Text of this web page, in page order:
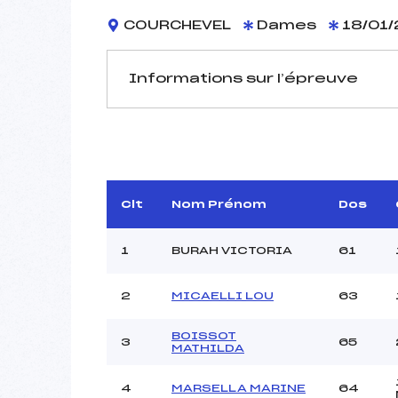
COURCHEVEL Dames 18/01/
Informations sur l’épreuve
Arbitre :
MANCHE 1
Heure de départ :
Ouvreurs A :
Clt Nom Prénom Dos
1 BURAH VICTORIA 61
2 MICAELLI LOU 63
3
BOISSOT
MATHILDA
65
4 MARSELLA MARINE 64